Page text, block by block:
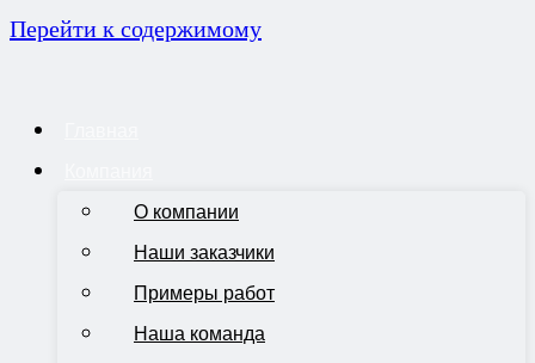
Перейти к содержимому
О компании
Наши заказчики
Примеры работ
Наша команда